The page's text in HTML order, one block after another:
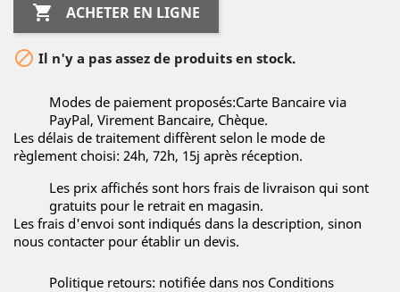
 ACHETER EN LIGNE
 Il n'y a pas assez de produits en stock.
Modes de paiement proposés:Carte Bancaire via
PayPal, Virement Bancaire, Chèque.
Les délais de traitement diffèrent selon le mode de
règlement choisi: 24h, 72h, 15j après réception.
Les prix affichés sont hors frais de livraison qui sont
gratuits pour le retrait en magasin.
Les frais d'envoi sont indiqués dans la description, sinon
nous contacter pour établir un devis.
Politique retours: notifiée dans nos Conditions